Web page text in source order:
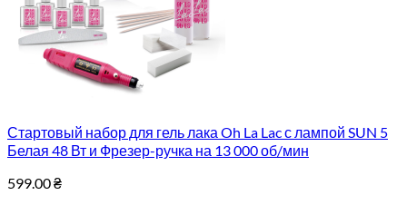
Стартовый набор для гель лака Oh La Lac с лампой SUN 5
Белая 48 Вт и Фрезер-ручка на 13 000 об/мин
599.00₴